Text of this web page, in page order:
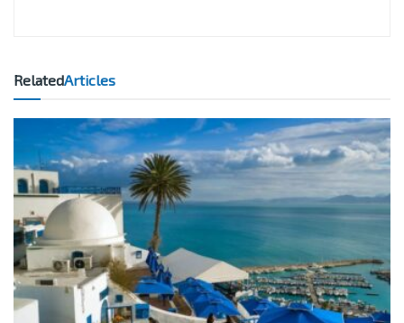
RelatedArticles